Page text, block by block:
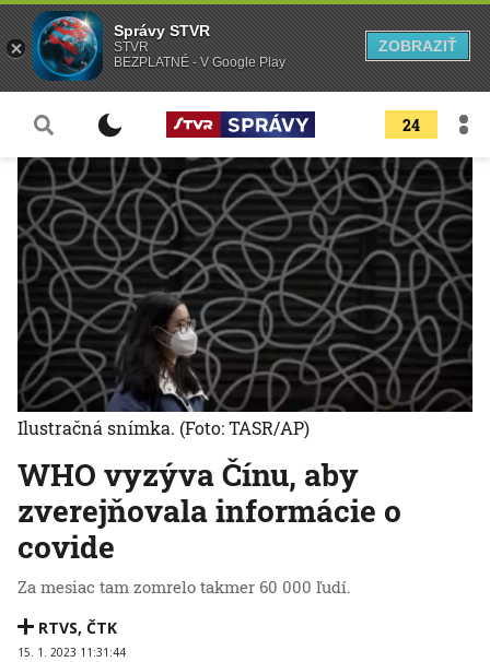
24
WHO vyzýva Čínu, aby
zverejňovala informácie o
covide
Za mesiac tam zomrelo takmer 60 000 ľudí.
RTVS, ČTK
15. 1. 2023 11:31:44
Ilustračná snímka. (Foto: TASR/AP)
Správy STVR
STVR
BEZPLATNÉ - V Google Play
ZOBRAZIŤ